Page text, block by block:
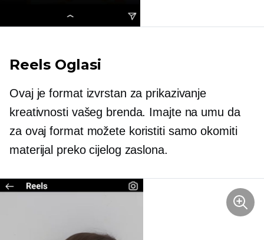
Reels Oglasi
Ovaj je format izvrstan za prikazivanje
kreativnosti vašeg brenda. Imajte na umu da
za ovaj format možete koristiti samo okomiti
materijal preko cijelog zaslona.